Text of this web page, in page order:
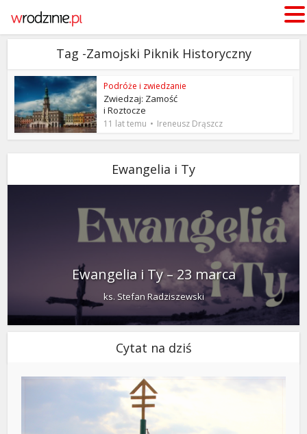
Tag -Zamojski Piknik Historyczny
Podróże i zwiedzanie
Zwiedzaj: Zamość
i Roztocze
11 lat temu Ireneusz Drąszcz
Ewangelia i Ty
Ewangelia i Ty – 23 marca
ks. Stefan Radziszewski
Cytat na dziś